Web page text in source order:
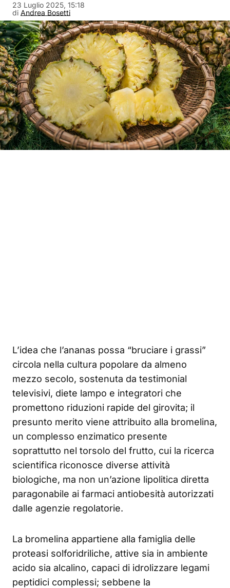
di Andrea Bosetti
23 Luglio 2025, 15:18
L’idea che l’ananas possa “bruciare i grassi”
circola nella cultura popolare da almeno
mezzo secolo, sostenuta da testimonial
televisivi, diete lampo e integratori che
promettono riduzioni rapide del girovita; il
presunto merito viene attribuito alla bromelina,
un complesso enzimatico presente
soprattutto nel torsolo del frutto, cui la ricerca
scientifica riconosce diverse attività
biologiche, ma non un’azione lipolitica diretta
paragonabile ai farmaci antiobesità autorizzati
dalle agenzie regolatorie.
La bromelina appartiene alla famiglia delle
proteasi solforidriliche, attive sia in ambiente
acido sia alcalino, capaci di idrolizzare legami
peptidici complessi; sebbene la